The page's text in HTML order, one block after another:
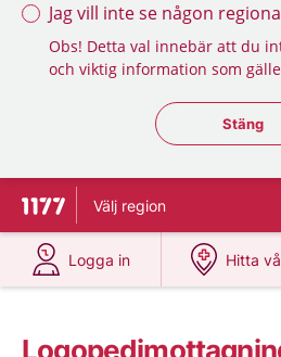
Jag vill inte se någon
Obs! Detta val innebär att du
och viktig information som
Stäng
Stäng
Till startsidan för 1177
Välj region
Logga in
på 1177.se
Hitta
på